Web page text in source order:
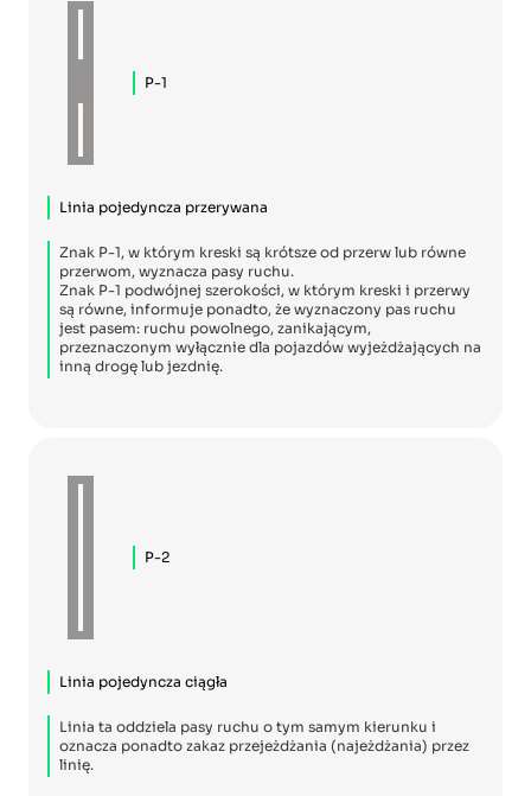
P-1
Linia pojedyncza przerywana
Znak P-1, w którym kreski są krótsze od przerw lub równe
przerwom, wyznacza pasy ruchu.
Znak P-1 podwójnej szerokości, w którym kreski i przerwy
są równe, informuje ponadto, że wyznaczony pas ruchu
jest pasem: ruchu powolnego, zanikającym,
przeznaczonym wyłącznie dla pojazdów wyjeżdżających na
inną drogę lub jezdnię.
P-2
Linia pojedyncza ciągła
Linia ta oddziela pasy ruchu o tym samym kierunku i
oznacza ponadto zakaz przejeżdżania (najeżdżania) przez
linię.